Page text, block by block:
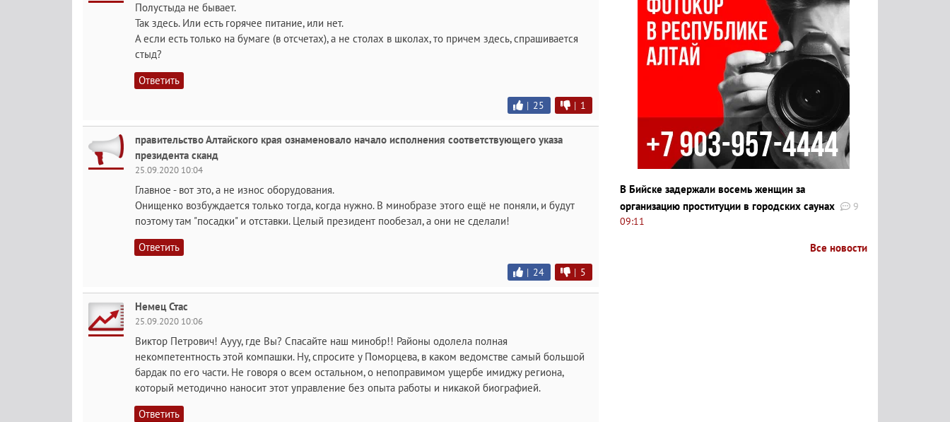
Полустыда не бывает.
Так здесь. Или есть горячее питание, или нет.
А если есть только на бумаге (в отсчетах), а не столах в школах, то причем здесь, спрашивается
стыд?
Ответить
| 25 | 1
правительство Алтайского края ознаменовало начало исполнения соответствующего указа
президента сканд
25.09.2020 10:04
Главное - вот это, а не износ оборудования.
Онищенко возбуждается только тогда, когда нужно. В минобразе этого ещё не поняли, и будут
поэтому там "посадки" и отставки. Целый президент пообезал, а они не сделали!
Ответить
| 24 | 5
Немец Стас
25.09.2020 10:06
Виктор Петрович! Аууу, где Вы? Спасайте наш минобр!! Районы одолела полная
некомпетентность этой компашки. Ну, спросите у Поморцева, в каком ведомстве самый большой
бардак по его части. Не говоря о всем остальном, о непоправимом ущербе имиджу региона,
который методично наносит этот управление без опыта работы и никакой биографией.
Ответить
В Бийске задержали восемь женщин за
организацию проституции в городских саунах
9
09:11
Все новости